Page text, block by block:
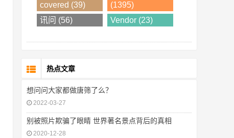
covered (39)
(1395)
讯问 (56)
Vendor (23)
热点文章
想问问大家都做唐筛了么？
2022-03-27
别被照片欺骗了眼睛 世界著名景点背后的真相
2020-12-28